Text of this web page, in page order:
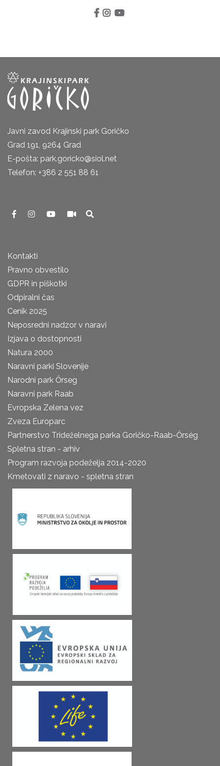
Javni zavod Krajinski park Goričko
Grad 191, 9264 Grad
E-pošta: park.goricko@siol.net
Telefon: +386 2 551 88 61
Kontakti
Pravno obvestilo
GDPR in piškotki
Odpiralni čas
Cenik 2025
Neposredni nadzor v naravi
Izjava o dostopnosti
Natura 2000
Naravni parki Slovenije
Narodni park Őrseg
Naravni park Raab
Evropska Zelena vez
Zveza Europarc
Partnerstvo Trideželnega parka Goričko-Raab-Őrség
Spletna stran - arhiv
Program razvoja podeželja 2014-2020
Kmetovati z naravo - spletna stran